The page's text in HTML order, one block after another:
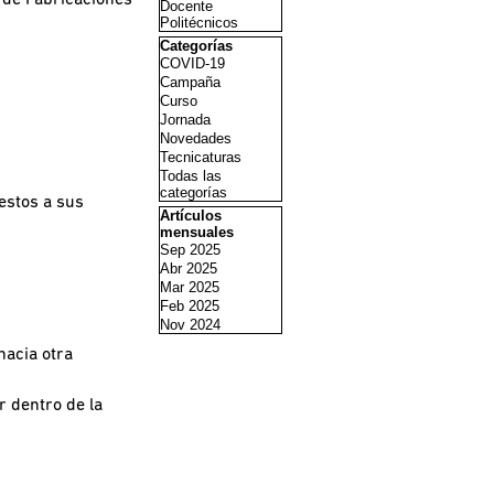
a sus
otra
dentro de la
Docente
Politécnicos
Saltar el bloque Categorías
Categorías
COVID-19
Campaña
Curso
Jornada
Novedades
Tecnicaturas
Todas las
categorías
Saltar el bloque Artículos mensuales
Artículos
mensuales
Sep 2025
Abr 2025
Mar 2025
Feb 2025
Nov 2024